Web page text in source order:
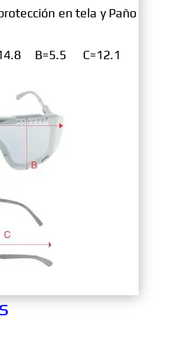
en tela y Paño
B=5.5 C=12.1